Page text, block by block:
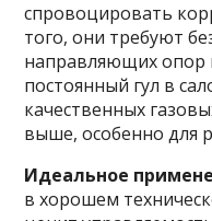
спровоцировать
того, они требуют
направляющих опор
постоянный гул в
качественных
выше, особенно для
Идеальное
в хорошем